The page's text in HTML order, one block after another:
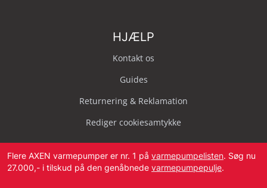
HJÆLP
Kontakt os
Guides
Returnering & Reklamation
Rediger cookiesamtykke
Flere AXEN varmepumper er nr. 1 på varmepumpelisten. Søg nu
27.000,- i tilskud på den genåbnede varmepumpepulje.